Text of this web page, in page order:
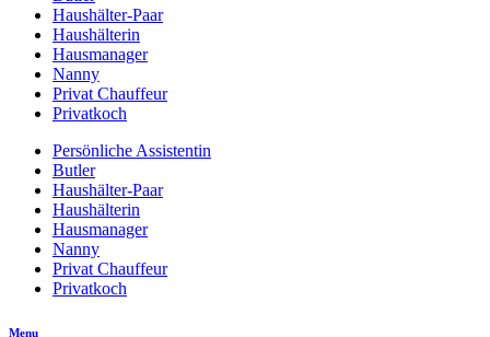
Haushälter-Paar
Haushälterin
Hausmanager
Nanny
Privat Chauffeur
Privatkoch
Persönliche Assistentin
Butler
Haushälter-Paar
Haushälterin
Hausmanager
Nanny
Privat Chauffeur
Privatkoch
Menu